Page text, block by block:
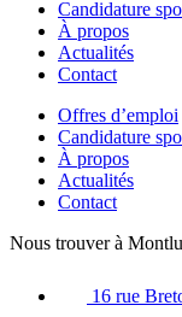
Candidature
À propos
Actualités
Contact
Offres d’emploi
Candidature
À propos
Actualités
Contact
Nous trouver à
16 rue